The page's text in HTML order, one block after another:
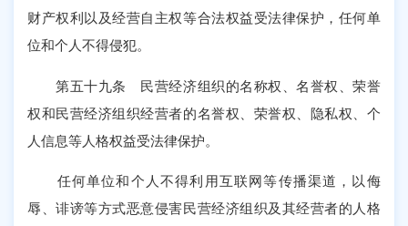
财产权利以及经营自主权等合法权益受法律保护，任何单
位和个人不得侵犯。
第五十九条 民营经济组织的名称权、名誉权、荣誉
权和民营经济组织经营者的名誉权、荣誉权、隐私权、个
人信息等人格权益受法律保护。
任何单位和个人不得利用互联网等传播渠道，以侮
辱、诽谤等方式恶意侵害民营经济组织及其经营者的人格